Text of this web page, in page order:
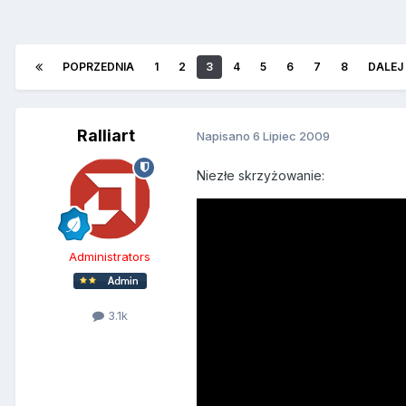
POPRZEDNIA 1 2 3 4 5 6 7 8 DALEJ
Ralliart
Administrators
3.1k
Napisano 6 Lipiec 2009
Niezłe skrzyżowanie: